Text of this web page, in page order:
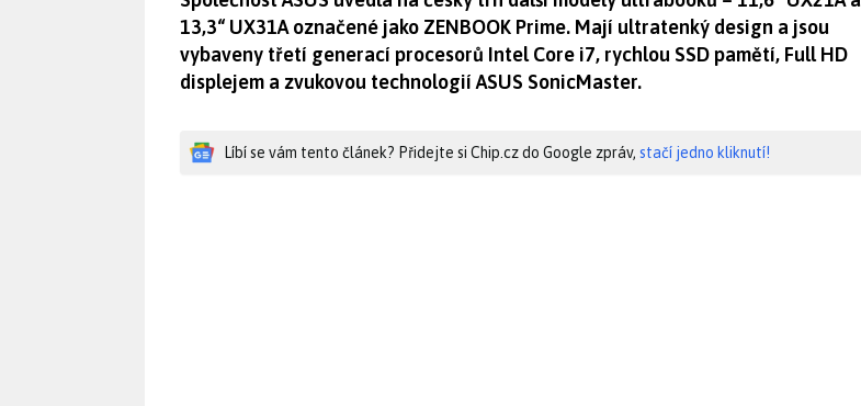
13,3“ UX31A označené jako ZENBOOK Prime. Mají ultratenký design a jsou
vybaveny třetí generací procesorů Intel Core i7, rychlou SSD pamětí, Full HD
displejem a zvukovou technologií ASUS SonicMaster.
Líbí se vám tento článek? Přidejte si Chip.cz do Google zpráv, stačí jedno kliknutí!